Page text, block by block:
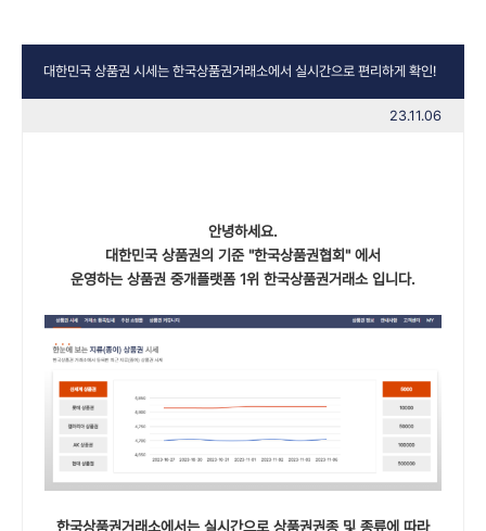
대한민국 상품권 시세는 한국상품권거래소에서 실시간으로 편리하게 확인!
23.11.06
안녕하세요.
대한민국 상품권의 기준 "한국상품권협회" 에서
운영하는 상품권 중개플랫폼 1위 한국상품권거래소 입니다.
한국상품권거래소에서는 실시간으로 상품권권종 및 종류에 따라